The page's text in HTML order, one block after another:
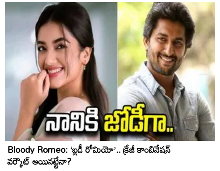
Bloody Romeo: ‘బ్లడీ రోమియో’.. క్రేజీ కాంబినేషన్
వర్కౌట్ అయినట్టేనా?